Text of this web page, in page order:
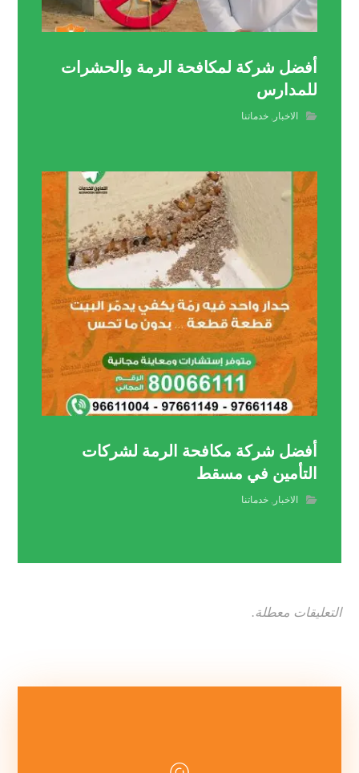
أفضل شركة لمكافحة الرمة والحشرات
للمدارس
الاخبار ,خدماتنا
أفضل شركة مكافحة الرمة لشركات
التأمين في مسقط
الاخبار ,خدماتنا
التعليقات معطلة.